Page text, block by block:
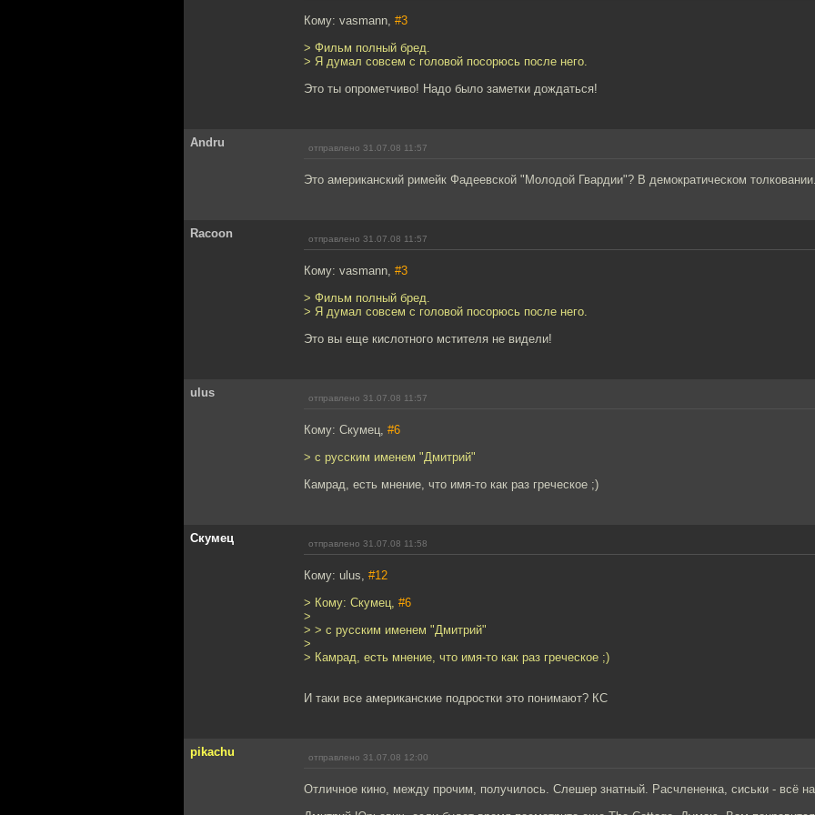
Кому: vasmann, #3
> Фильм полный бред.
> Я думал совсем с головой посорюсь после него.
Это ты опрометчиво! Надо было заметки дождаться!
Andru отправлено 31.07.08 11:57
Это американский римейк Фадеевской "Молодой Гвардии"? В демократическом толковании.
Racoon отправлено 31.07.08 11:57
Кому: vasmann, #3
> Фильм полный бред.
> Я думал совсем с головой посорюсь после него.
Это вы еще кислотного мстителя не видели!
ulus отправлено 31.07.08 11:57
Кому: Скумец, #6
> с русским именем "Дмитрий"
Камрад, есть мнение, что имя-то как раз греческое ;)
Скумец отправлено 31.07.08 11:58
Кому: ulus, #12
> Кому: Скумец, #6
>
> > с русским именем "Дмитрий"
>
> Камрад, есть мнение, что имя-то как раз греческое ;)
И таки все американские подростки это понимают? КС
pikachu отправлено 31.07.08 12:00
Отличное кино, между прочим, получилось. Слешер знатный. Расчлененка, сиськи - всё